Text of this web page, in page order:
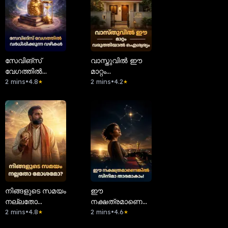
സേവിങ്സ്
വേഗത്തിൽ
വർധിപ്പിക്കുന്ന
2 mins•4.8★
വാസ്തുവിൽ ഈ
മാറ്റം
വരുത്തിയാൽ
2 mins•4.2★
നിങ്ങളുടെ സമയം
നല്ലതോ
മോശമോ?
2 mins•4.8★
ഈ
നക്ഷത്രമാണെങ്കിൽ
സിനിമാ
2 mins•4.6★